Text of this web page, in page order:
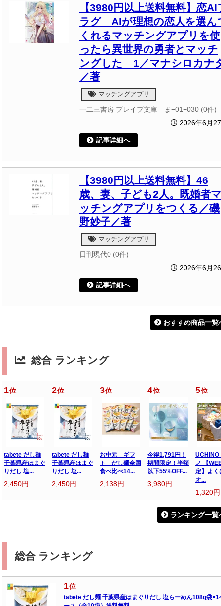
【3980円以上送料無料】恋AI
ラグ AIが理想の恋人を選ん
くれるマッチングアプリを使
ったら異世界の勇者とマッチ
ングした 1／マナシロカナ
／著
マッチングアプリ
一二三書房 ブレイブ文庫 ま−01−030 (0件)
2026年6月
記事詳細へ
【3980円以上送料無料】46
歳、妻、子ども2人。既婚者マ
ッチングアプリをつくる／磯
野妙子／著
マッチングアプリ
日刊現代0 (0件)
2026年6月
記事詳細へ
おすすめ商品一覧
総合 ランキング
1位
tabete だし麺
千葉県産はまぐ
りだし 塩...
2,450円
2位
tabete だし麺
千葉県産はまぐ
りだし 塩...
2,450円
3位
お中元 ギフ
ト だし麺全国
食べ比べ14...
2,138円
4位
今得1,791円！
期間限定！半額
以下55%OFF...
3,980円
5位
UCHINO
ノ 【
定】よく
オ...
1,320円
ランキング一覧
総合 ランキング
1位
tabete だし麺 千葉県産はまぐりだし 塩らーめん108g袋×1